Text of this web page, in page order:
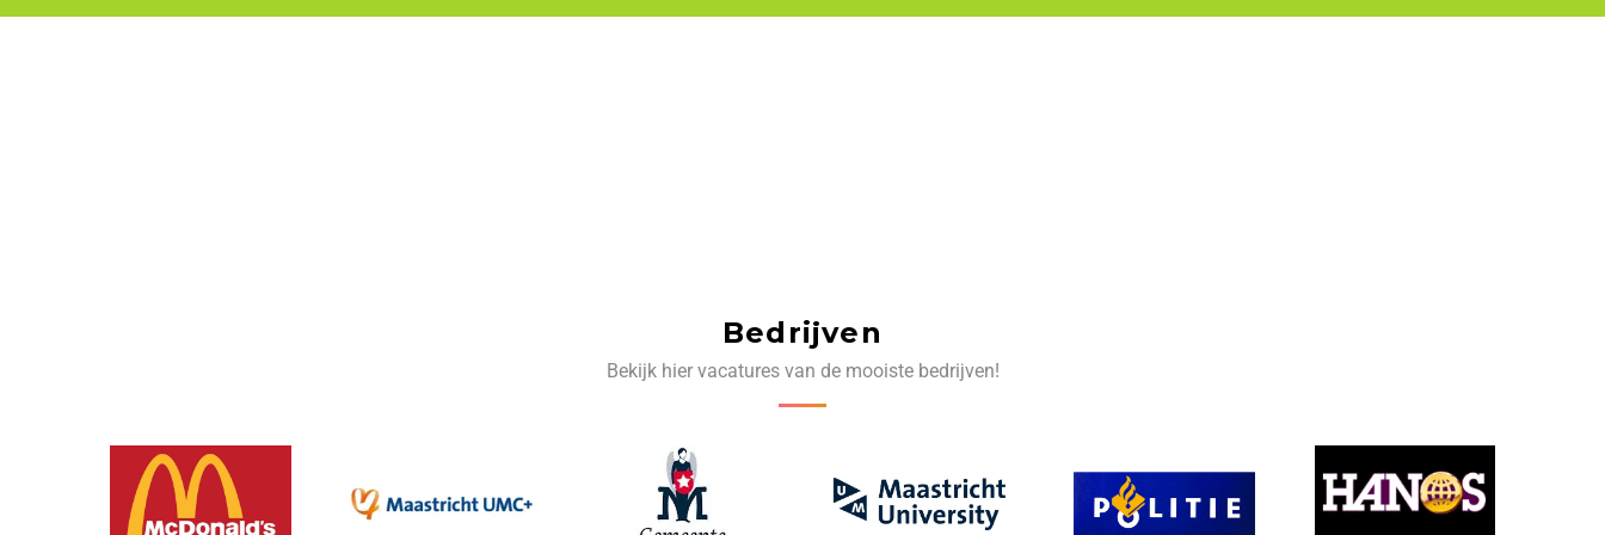
Bedrijven
Bekijk hier vacatures van de mooiste bedrijven!